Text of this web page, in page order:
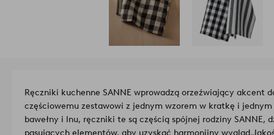
Ręczniki kuchenne SANNE wprowadzą orzeźwiający akcent
częściowemu zestawowi z jednym wzorem w kratkę i
bawełny i lnu, ręczniki te są częścią spójnej rodziny SANNE,
pasujących elementów, aby uzyskać harmonijny wygląd.